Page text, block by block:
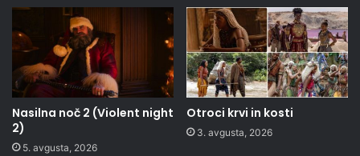
Nasilna noč 2 (Violent night
2)
5. avgusta, 2026
Otroci krvi in kosti
3. avgusta, 2026